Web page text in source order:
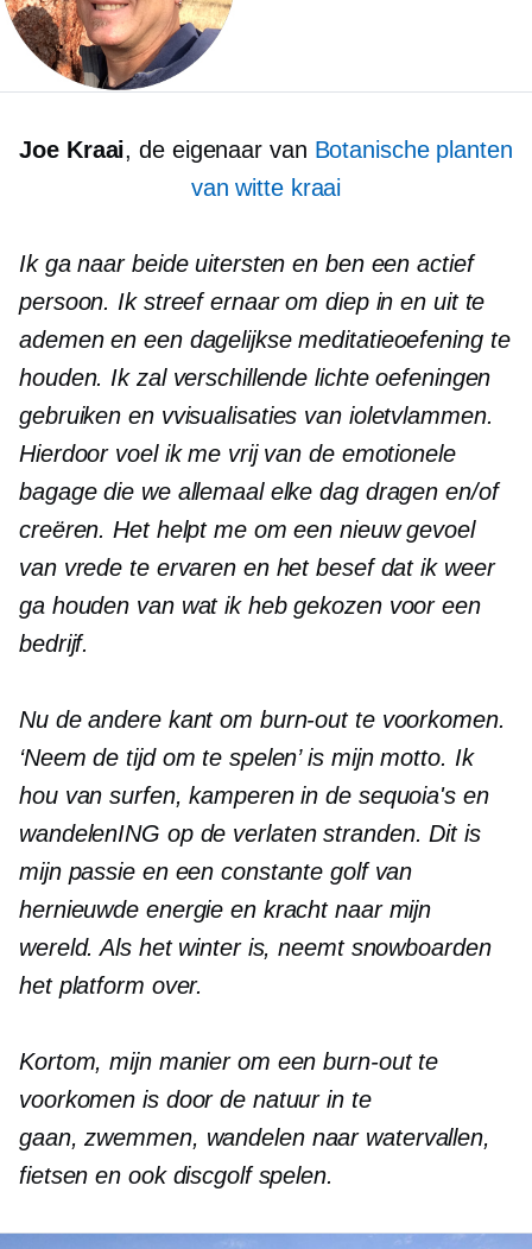
Joe Kraai, de eigenaar van Botanische planten
van witte kraai
Ik ga naar beide uitersten en ben een actief
persoon. Ik streef ernaar om diep in en uit te
ademen en een dagelijkse meditatieoefening te
houden. Ik zal verschillende lichte oefeningen
gebruiken en vvisualisaties van ioletvlammen.
Hierdoor voel ik me vrij van de emotionele
bagage die we allemaal elke dag dragen en/of
creëren. Het helpt me om een ​​nieuw gevoel
van vrede te ervaren en het besef dat ik weer
ga houden van wat ik heb gekozen voor een
bedrijf.
Nu de andere kant om burn-out te voorkomen.
‘Neem de tijd om te spelen’ is mijn motto. Ik
hou van surfen, kamperen in de sequoia's en
wandelenING op de verlaten stranden. Dit is
mijn passie en een constante golf van
hernieuwde energie en kracht naar mijn
wereld. Als het winter is, neemt snowboarden
het platform over.
Kortom, mijn manier om een ​​burn-out te
voorkomen is door de natuur in te
gaan, zwemmen, wandelen naar watervallen,
fietsen en ook discgolf spelen.